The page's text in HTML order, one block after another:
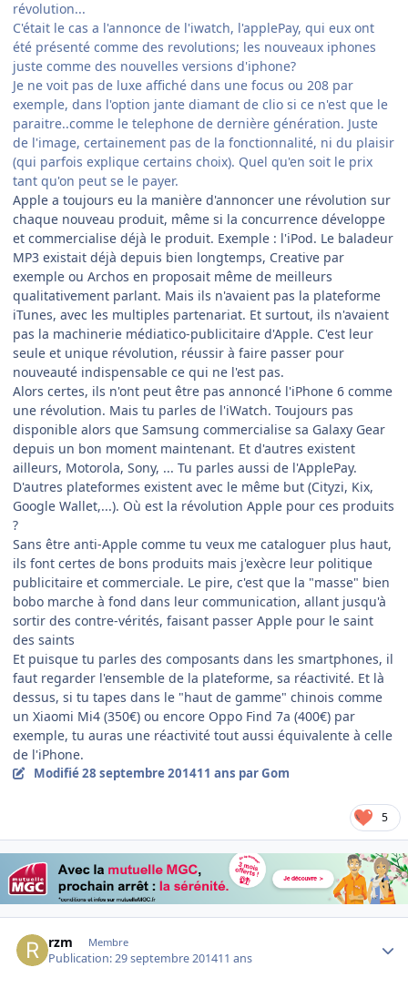
révolution...
C'était le cas a l'annonce de l'iwatch, l'applePay, qui eux ont
été présenté comme des revolutions; les nouveaux iphones
juste comme des nouvelles versions d'iphone?
Je ne voit pas de luxe affiché dans une focus ou 208 par
exemple, dans l'option jante diamant de clio si ce n'est que le
paraitre..comme le telephone de dernière génération. Juste
de l'image, certainement pas de la fonctionnalité, ni du plaisir
(qui parfois explique certains choix). Quel qu'en soit le prix
tant qu'on peut se le payer.
Apple a toujours eu la manière d'annoncer une révolution sur
chaque nouveau produit, même si la concurrence développe
et commercialise déjà le produit. Exemple : l'iPod. Le baladeur
MP3 existait déjà depuis bien longtemps, Creative par
exemple ou Archos en proposait même de meilleurs
qualitativement parlant. Mais ils n'avaient pas la plateforme
iTunes, avec les multiples partenariat. Et surtout, ils n'avaient
pas la machinerie médiatico-publicitaire d'Apple. C'est leur
seule et unique révolution, réussir à faire passer pour
nouveauté indispensable ce qui ne l'est pas.
Alors certes, ils n'ont peut être pas annoncé l'iPhone 6 comme
une révolution. Mais tu parles de l'iWatch. Toujours pas
disponible alors que Samsung commercialise sa Galaxy Gear
depuis un bon moment maintenant. Et d'autres existent
ailleurs, Motorola, Sony, ... Tu parles aussi de l'ApplePay.
D'autres plateformes existent avec le même but (Cityzi, Kix,
Google Wallet,...). Où est la révolution Apple pour ces produits
?
Sans être anti-Apple comme tu veux me cataloguer plus haut,
ils font certes de bons produits mais j'exècre leur politique
publicitaire et commerciale. Le pire, c'est que la "masse" bien
bobo marche à fond dans leur communication, allant jusqu'à
sortir des contre-vérités, faisant passer Apple pour le saint
des saints
Et puisque tu parles des composants dans les smartphones, il
faut regarder l'ensemble de la plateforme, sa réactivité. Et là
dessus, si tu tapes dans le "haut de gamme" chinois comme
un Xiaomi Mi4 (350€) ou encore Oppo Find 7a (400€) par
exemple, tu auras une réactivité tout aussi équivalente à celle
de l'iPhone.
Modifié28 septembre 201411 ans par Gom
5
rzm Membre
Publication:29 septembre 201411 ans